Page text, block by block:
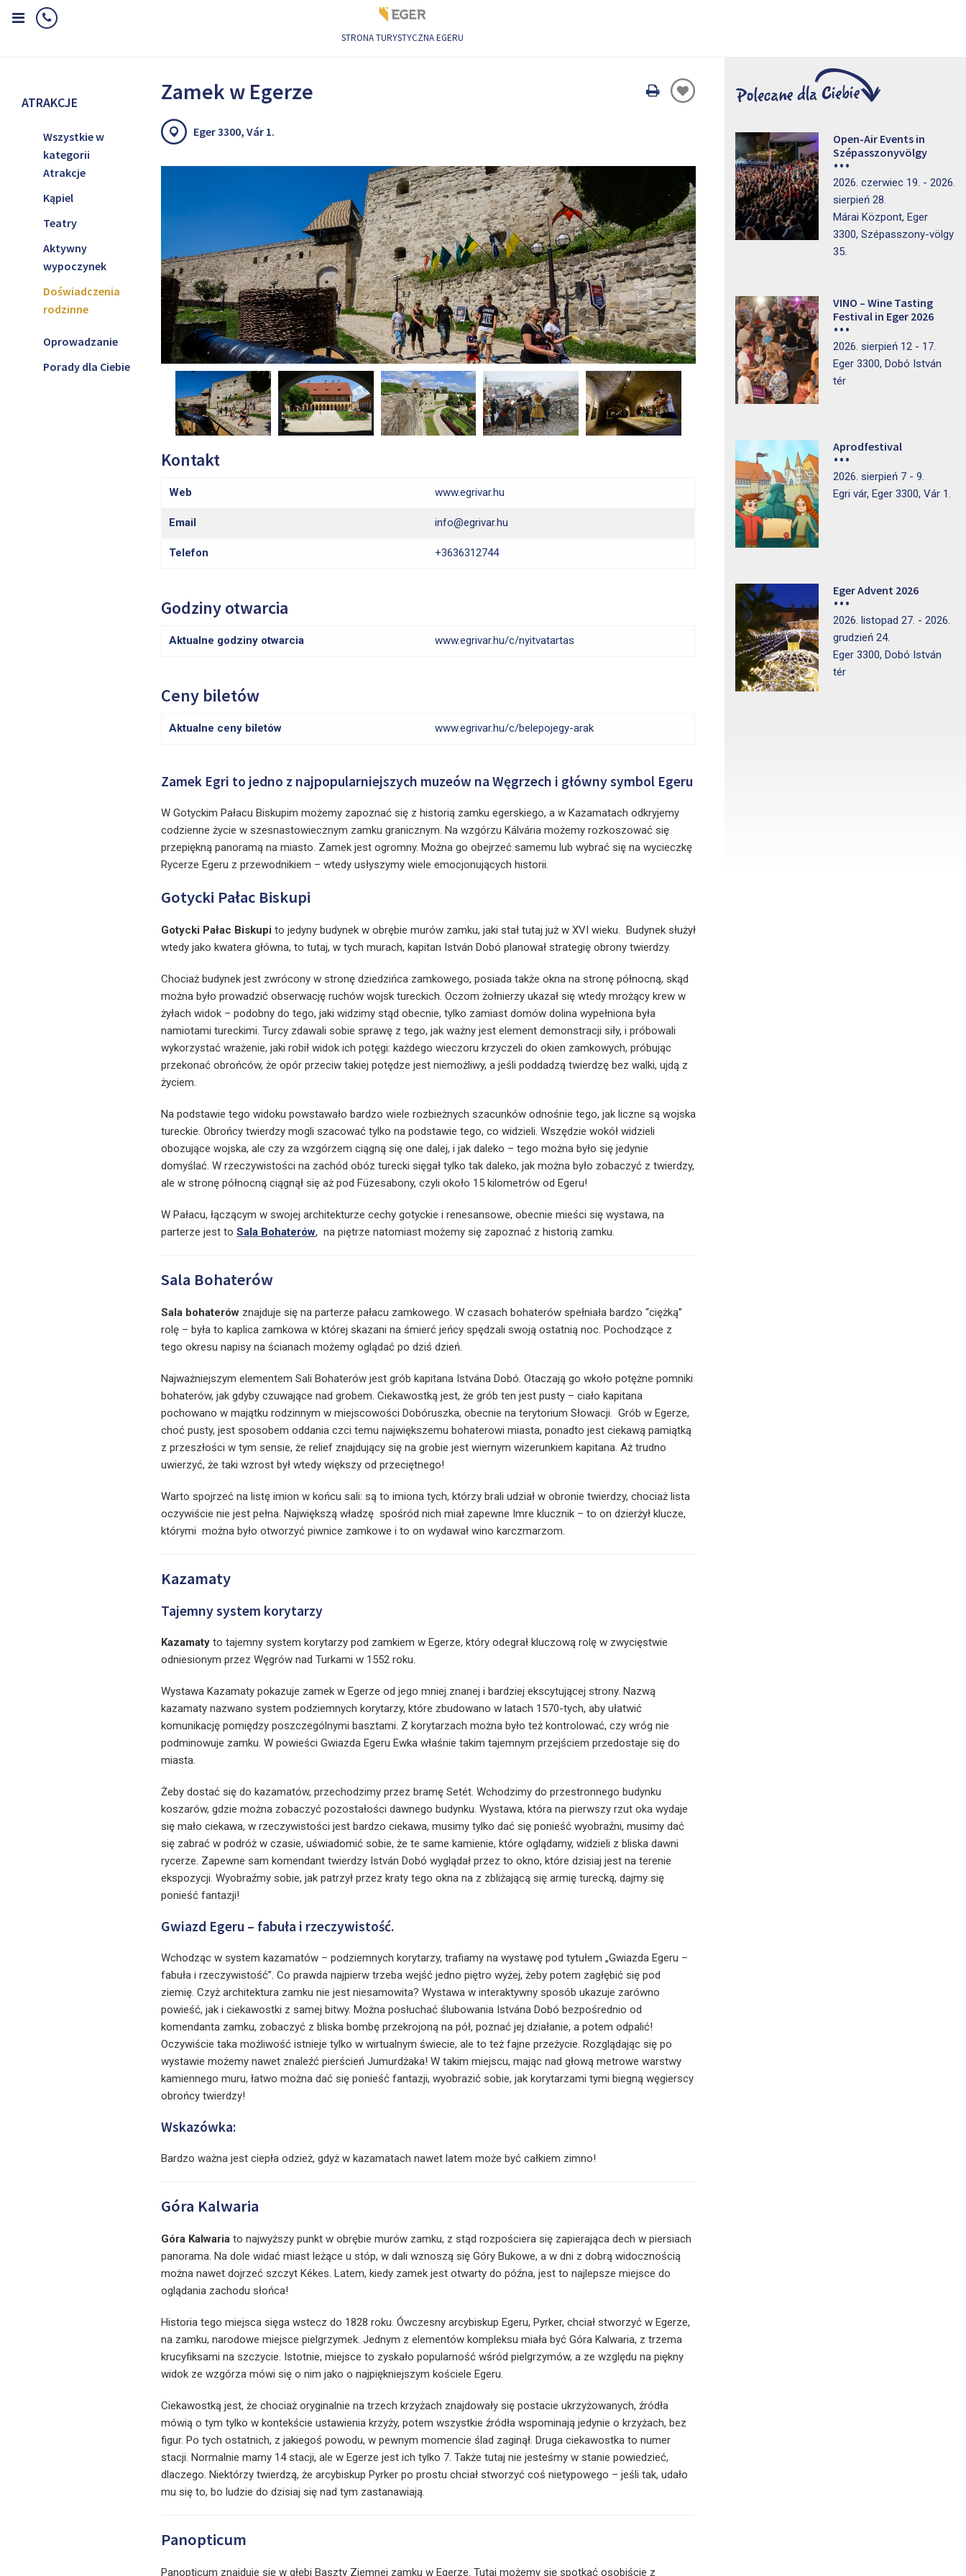
STRONA TURYSTYCZNA EGERU
ATRAKCJE
Wszystkie w
kategorii
Atrakcje
Kąpiel
Teatry
Aktywny
wypoczynek
Doświadczenia
rodzinne
Oprowadzanie
Porady dla Ciebie
Zamek w Egerze
Oldal
Eger 3300, Vár 1.
Kontakt
Web www.egrivar.hu
Email info@egrivar.hu
Telefon +3636312744
Godziny otwarcia
Aktualne godziny otwarcia www.egrivar.hu/c/nyitvatartas
Ceny biletów
Aktualne ceny biletów www.egrivar.hu/c/belepojegy-arak
Zamek Egri to jedno z najpopularniejszych muzeów na Węgrzech i główny symbol Egeru
W Gotyckim Pałacu Biskupim możemy zapoznać się z historią zamku egerskiego, a w Kazamatach odkryjemy
codzienne życie w szesnastowiecznym zamku granicznym. Na wzgórzu Kálvária możemy rozkoszować się
przepiękną panoramą na miasto. Zamek jest ogromny. Można go obejrzeć samemu lub wybrać się na wycieczkę
Rycerze Egeru z przewodnikiem – wtedy usłyszymy wiele emocjonujących historii.
Gotycki Pałac Biskupi
Gotycki Pałac Biskupi to jedyny budynek w obrębie murów zamku, jaki stał tutaj już w XVI wieku. Budynek służył
wtedy jako kwatera główna, to tutaj, w tych murach, kapitan István Dobó planował strategię obrony twierdzy.
Chociaż budynek jest zwrócony w stronę dziedzińca zamkowego, posiada także okna na stronę północną, skąd
można było prowadzić obserwację ruchów wojsk tureckich. Oczom żołnierzy ukazał się wtedy mrożący krew w
żyłach widok – podobny do tego, jaki widzimy stąd obecnie, tylko zamiast domów dolina wypełniona była
namiotami tureckimi. Turcy zdawali sobie sprawę z tego, jak ważny jest element demonstracji siły, i próbowali
wykorzystać wrażenie, jaki robił widok ich potęgi: każdego wieczoru krzyczeli do okien zamkowych, próbując
przekonać obrońców, że opór przeciw takiej potędze jest niemożliwy, a jeśli poddadzą twierdzę bez walki, ujdą z
życiem.
Na podstawie tego widoku powstawało bardzo wiele rozbieżnych szacunków odnośnie tego, jak liczne są wojska
tureckie. Obrońcy twierdzy mogli szacować tylko na podstawie tego, co widzieli. Wszędzie wokół widzieli
obozujące wojska, ale czy za wzgórzem ciągną się one dalej, i jak daleko – tego można było się jedynie
domyślać. W rzeczywistości na zachód obóz turecki sięgał tylko tak daleko, jak można było zobaczyć z twierdzy,
ale w stronę północną ciągnął się aż pod Füzesabony, czyli około 15 kilometrów od Egeru!
W Pałacu, łączącym w swojej architekturze cechy gotyckie i renesansowe, obecnie mieści się wystawa, na
parterze jest to Sala Bohaterów, na piętrze natomiast możemy się zapoznać z historią zamku.
Sala Bohaterów
Sala bohaterów znajduje się na parterze pałacu zamkowego. W czasach bohaterów spełniała bardzo “ciężką”
rolę – była to kaplica zamkowa w której skazani na śmierć jeńcy spędzali swoją ostatnią noc. Pochodzące z
tego okresu napisy na ścianach możemy oglądać po dziś dzień.
Najważniejszym elementem Sali Bohaterów jest grób kapitana Istvána Dobó. Otaczają go wkoło potężne pomniki
bohaterów, jak gdyby czuwające nad grobem. Ciekawostką jest, że grób ten jest pusty – ciało kapitana
pochowano w majątku rodzinnym w miejscowości Dobóruszka, obecnie na terytorium Słowacji. Grób w Egerze,
choć pusty, jest sposobem oddania czci temu największemu bohaterowi miasta, ponadto jest ciekawą pamiątką
z przeszłości w tym sensie, że relief znajdujący się na grobie jest wiernym wizerunkiem kapitana. Aż trudno
uwierzyć, że taki wzrost był wtedy większy od przeciętnego!
Warto spojrzeć na listę imion w końcu sali: są to imiona tych, którzy brali udział w obronie twierdzy, chociaż lista
oczywiście nie jest pełna. Największą władzę spośród nich miał zapewne Imre klucznik – to on dzierżył klucze,
którymi można było otworzyć piwnice zamkowe i to on wydawał wino karczmarzom.
Kazamaty
Tajemny system korytarzy
Kazamaty to tajemny system korytarzy pod zamkiem w Egerze, który odegrał kluczową rolę w zwycięstwie
odniesionym przez Węgrów nad Turkami w 1552 roku.
Wystawa Kazamaty pokazuje zamek w Egerze od jego mniej znanej i bardziej ekscytującej strony. Nazwą
kazamaty nazwano system podziemnych korytarzy, które zbudowano w latach 1570-tych, aby ułatwić
komunikację pomiędzy poszczególnymi basztami. Z korytarzach można było też kontrolować, czy wróg nie
podminowuje zamku. W powieści Gwiazda Egeru Ewka właśnie takim tajemnym przejściem przedostaje się do
miasta.
Żeby dostać się do kazamatów, przechodzimy przez bramę Setét. Wchodzimy do przestronnego budynku
koszarów, gdzie można zobaczyć pozostałości dawnego budynku. Wystawa, która na pierwszy rzut oka wydaje
się mało ciekawa, w rzeczywistości jest bardzo ciekawa, musimy tylko dać się ponieść wyobraźni, musimy dać
się zabrać w podróż w czasie, uświadomić sobie, że te same kamienie, które oglądamy, widzieli z bliska dawni
rycerze. Zapewne sam komendant twierdzy István Dobó wyglądał przez to okno, które dzisiaj jest na terenie
ekspozycji. Wyobraźmy sobie, jak patrzył przez kraty tego okna na z zbliżającą się armię turecką, dajmy się
ponieść fantazji!
Gwiazd Egeru – fabuła i rzeczywistość.
Wchodząc w system kazamatów – podziemnych korytarzy, trafiamy na wystawę pod tytułem „Gwiazda Egeru –
fabuła i rzeczywistość”. Co prawda najpierw trzeba wejść jedno piętro wyżej, żeby potem zagłębić się pod
ziemię. Czyż architektura zamku nie jest niesamowita? Wystawa w interaktywny sposób ukazuje zarówno
powieść, jak i ciekawostki z samej bitwy. Można posłuchać ślubowania Istvána Dobó bezpośrednio od
komendanta zamku, zobaczyć z bliska bombę przekrojoną na pół, poznać jej działanie, a potem odpalić!
Oczywiście taka możliwość istnieje tylko w wirtualnym świecie, ale to też fajne przeżycie. Rozglądając się po
wystawie możemy nawet znaleźć pierścień Jumurdżaka! W takim miejscu, mając nad głową metrowe warstwy
kamiennego muru, łatwo można dać się ponieść fantazji, wyobrazić sobie, jak korytarzami tymi biegną węgierscy
obrońcy twierdzy!
Wskazówka:
Bardzo ważna jest ciepła odzież, gdyż w kazamatach nawet latem może być całkiem zimno!
Góra Kalwaria
Góra Kalwaria to najwyższy punkt w obrębie murów zamku, z stąd rozpościera się zapierająca dech w piersiach
panorama. Na dole widać miast leżące u stóp, w dali wznoszą się Góry Bukowe, a w dni z dobrą widocznością
można nawet dojrzeć szczyt Kékes. Latem, kiedy zamek jest otwarty do późna, jest to najlepsze miejsce do
oglądania zachodu słońca!
Historia tego miejsca sięga wstecz do 1828 roku. Ówczesny arcybiskup Egeru, Pyrker, chciał stworzyć w Egerze,
na zamku, narodowe miejsce pielgrzymek. Jednym z elementów kompleksu miała być Góra Kalwaria, z trzema
krucyfiksami na szczycie. Istotnie, miejsce to zyskało popularność wśród pielgrzymów, a ze względu na piękny
widok ze wzgórza mówi się o nim jako o najpiękniejszym kościele Egeru.
Ciekawostką jest, że chociaż oryginalnie na trzech krzyżach znajdowały się postacie ukrzyżowanych, źródła
mówią o tym tylko w kontekście ustawienia krzyży, potem wszystkie źródła wspominają jedynie o krzyżach, bez
figur. Po tych ostatnich, z jakiegoś powodu, w pewnym momencie ślad zaginął. Druga ciekawostka to numer
stacji. Normalnie mamy 14 stacji, ale w Egerze jest ich tylko 7. Także tutaj nie jesteśmy w stanie powiedzieć,
dlaczego. Niektórzy twierdzą, że arcybiskup Pyrker po prostu chciał stworzyć coś nietypowego – jeśli tak, udało
mu się to, bo ludzie do dzisiaj się nad tym zastanawiają.
Panopticum
Panopticum znajduje się w głębi Baszty Ziemnej zamku w Egerze. Tutaj możemy się spotkać osobiście z
Open-Air Events in
Szépasszonyvölgy
2026. czerwiec 19. - 2026.
sierpień 28.
Márai Központ, Eger
3300, Szépasszony-völgy
35.
VINO – Wine Tasting
Festival in Eger 2026
2026. sierpień 12 - 17.
Eger 3300, Dobó István
tér
Aprodfestival
2026. sierpień 7 - 9.
Egri vár, Eger 3300, Vár 1.
Eger Advent 2026
2026. listopad 27. - 2026.
grudzień 24.
Eger 3300, Dobó István
tér